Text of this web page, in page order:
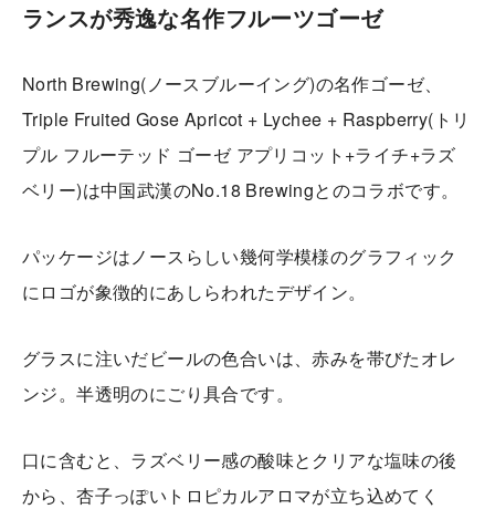
ランスが秀逸な名作フルーツゴーゼ
North Brewing(ノースブルーイング)の名作ゴーゼ、
Triple Fruited Gose Apricot + Lychee + Raspberry(トリ
プル フルーテッド ゴーゼ アプリコット+ライチ+ラズ
ベリー)は中国武漢のNo.18 Brewingとのコラボです。
パッケージはノースらしい幾何学模様のグラフィック
にロゴが象徴的にあしらわれたデザイン。
グラスに注いだビールの色合いは、赤みを帯びたオレ
ンジ。半透明のにごり具合です。
口に含むと、ラズベリー感の酸味とクリアな塩味の後
から、杏子っぽいトロピカルアロマが立ち込めてく